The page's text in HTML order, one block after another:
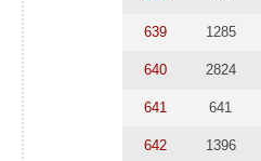
639 1285
640 2824
641 641
642 1396